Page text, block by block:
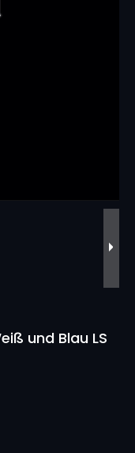
und Blau LS